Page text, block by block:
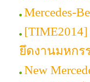
Mercedes-
ยึดงานมหกร
New